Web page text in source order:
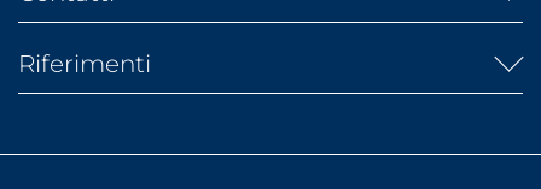
Atti di Notifica
Banca dati AlmaLaurea
Banca dati laureati
Banca dati tirocini
Fatturazione elettronica
Rubrica telefonica
Segreterie studenti
Consigliera di Fiducia
Riferimenti